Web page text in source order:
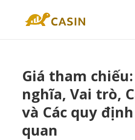
Giá tham
nghĩa, Vai trò,
và Các quy
quan